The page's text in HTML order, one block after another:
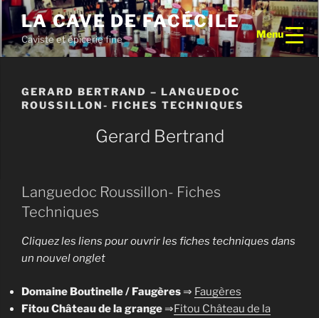
Menu
Aller
au
contenu
principal
LA CAVE DE FACÉCILE
Caviste et épicerie fine
GERARD BERTRAND – LANGUEDOC
ROUSSILLON- FICHES TECHNIQUES
Gerard Bertrand
Languedoc Roussillon- Fiches
Techniques
Cliquez les liens pour ouvrir les fiches techniques dans
un nouvel onglet
Domaine Boutinelle / Faugères⇒ Faugères
Fitou Château de la grange⇒Fitou Château de la